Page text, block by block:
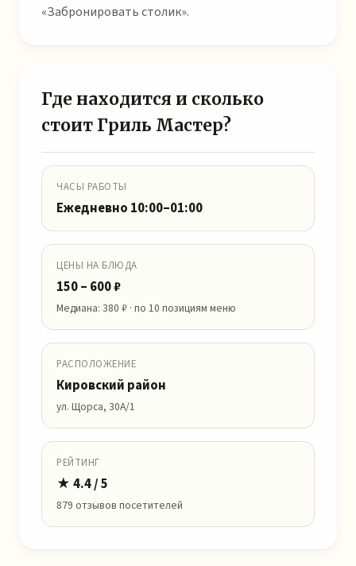
«Забронировать столик».
Где находится и сколько
стоит Гриль Мастер?
ЧАСЫ РАБОТЫ
Ежедневно 10:00–01:00
ЦЕНЫ НА БЛЮДА
150 – 600 ₽
Медиана: 380 ₽ · по 10 позициям меню
РАСПОЛОЖЕНИЕ
Кировский район
ул. Щорса, 30А/1
РЕЙТИНГ
★ 4.4 / 5
879 отзывов посетителей